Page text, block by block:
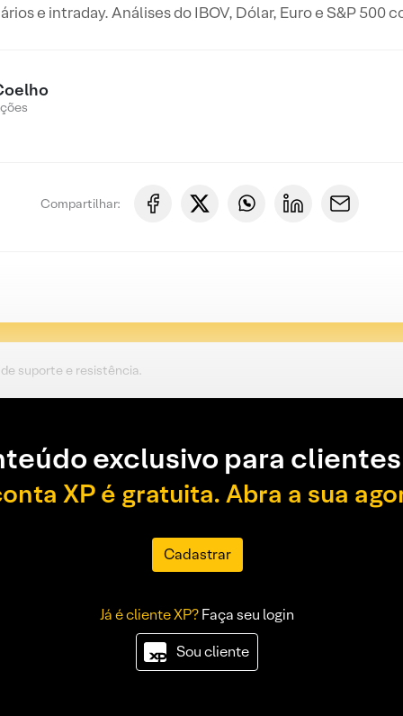
e intraday. Análises do IBOV, Dólar, Euro e S&P 500
Compartilhar:
suporte e resistência.
exclusivo para
XP é gratuita. Abra a sua
Cadastrar
Já é cliente XP?Faça seu login
Sou cliente